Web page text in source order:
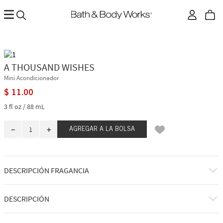
A THOUSAND WISHES
Mini Acondicionador
$ 11.00
3 fl oz / 88 mL
＋
－ AGREGAR A LA BOLSA
DESCRIPCIÓN FRAGANCIA
A qué huele: una celebración hermosa y burbujeante.
DESCRIPCIÓN